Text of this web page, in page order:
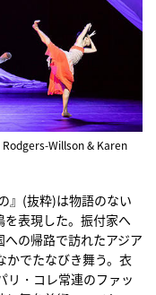
Willson & Karen
』(抜粋)は物語のない
表現した。振付家へ
の帰路で訪れたアジア
でたなびき舞う。衣
リ・コレ常連のファッ